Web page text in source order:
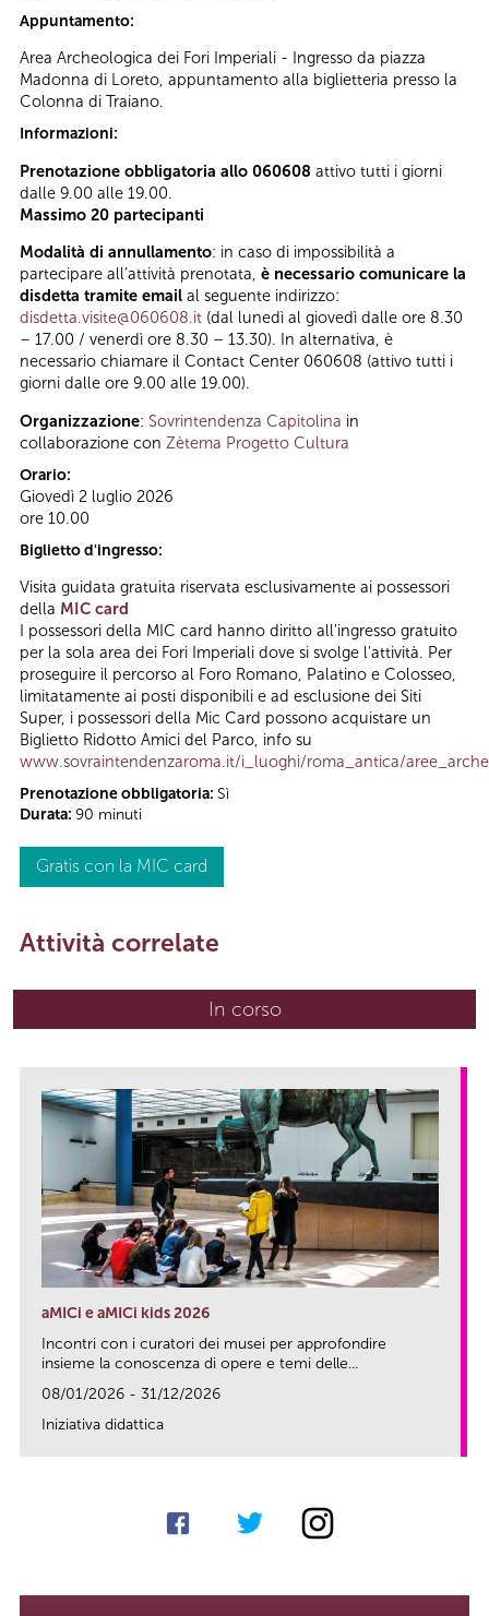
Appuntamento:
Area Archeologica dei Fori Imperiali - Ingresso da piazza
Madonna di Loreto, appuntamento alla biglietteria presso la
Colonna di Traiano.
Informazioni:
Prenotazione obbligatoria allo 060608 attivo tutti i giorni
dalle 9.00 alle 19.00.
Massimo 20 partecipanti
Modalità di annullamento: in caso di impossibilità a
partecipare all’attività prenotata, è necessario comunicare la
disdetta tramite email al seguente indirizzo:
disdetta.visite@060608.it (dal lunedì al giovedì dalle ore 8.30
– 17.00 / venerdì ore 8.30 – 13.30). In alternativa, è
necessario chiamare il Contact Center 060608 (attivo tutti i
giorni dalle ore 9.00 alle 19.00).
Organizzazione: Sovrintendenza Capitolina in
collaborazione con Zètema Progetto Cultura
Orario:
Giovedì 2 luglio 2026
ore 10.00
Biglietto d'ingresso:
Visita guidata gratuita riservata esclusivamente ai possessori
della MIC card
I possessori della MIC card hanno diritto all'ingresso gratuito
per la sola area dei Fori Imperiali dove si svolge l'attività. Per
proseguire il percorso al Foro Romano, Palatino e Colosseo,
limitatamente ai posti disponibili e ad esclusione dei Siti
Super, i possessori della Mic Card possono acquistare un
Biglietto Ridotto Amici del Parco, info su
www.sovraintendenzaroma.it/i_luoghi/roma_antica/
Prenotazione obbligatoria: Sì
Durata: 90 minuti
Gratis con la MIC card
Attività correlate
In corso(scheda attiva)
aMICi e aMICi kids 2026
Incontri con i curatori dei musei per approfondire
insieme la conoscenza di opere e temi delle...
08/01/2026 - 31/12/2026
Iniziativa didattica